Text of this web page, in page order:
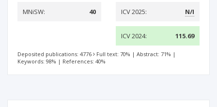
MNiSW:
40 ICV 2025: N/I
ICV 2024: 115.69
Deposited publications: 4776 Full text: 70% | Abstract: 71% |
Keywords: 98% | References: 40%